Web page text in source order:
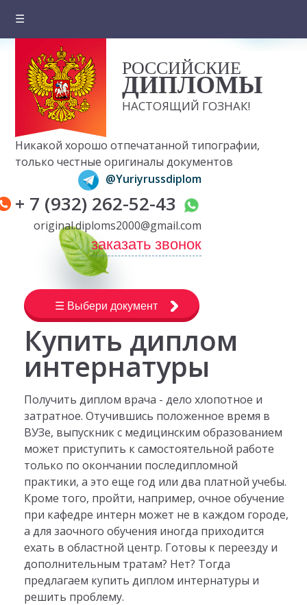
☰
О компании
Цены на документы
Вопросы и ответы
Отзывы клиентов
Оплата и доставка
Контакты
РОССИЙСКИЕ
ДИПЛОМЫ
НАСТОЯЩИЙ ГОЗНАК!
Никакой хорошо отпечатанной типографии,
только честные оригиналы документов
@Yuriyrussdiplom
+ 7 (932) 262-52-43
original.diploms2000@gmail.com
заказать звонок
☰ Выбери документ
Купить диплом
интернатуры
Получить диплом врача - дело хлопотное и
затратное. Отучившись положенное время в
ВУЗе, выпускник с медицинским образованием
может приступить к самостоятельной работе
только по окончании последипломной
практики, а это еще год или два платной учебы.
Кроме того, пройти, например, очное обучение
при кафедре интерн может не в каждом городе,
а для заочного обучения иногда приходится
ехать в областной центр. Готовы к переезду и
дополнительным тратам? Нет? Тогда
предлагаем купить диплом интернатуры и
решить проблему.